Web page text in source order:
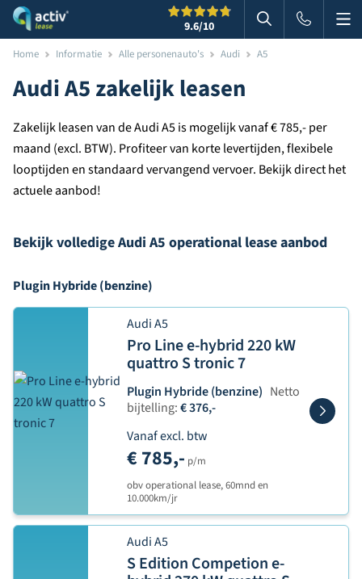
9.6/10 Zoeken in
Home Informatie Alle personenauto's Audi A5
Audi A5 zakelijk leasen
Zakelijk leasen van de Audi A5 is mogelijk vanaf € 785,- per
maand (excl. BTW). Profiteer van korte levertijden, flexibele
looptijden en standaard vervangend vervoer. Bekijk direct het
actuele aanbod!
Bekijk volledige Audi A5 operational lease aanbod
Plugin Hybride (benzine)
Audi A5
Pro Line e-hybrid 220 kW
quattro S tronic 7
Plugin Hybride (benzine) Netto
bijtelling:€ 376,-
Vanaf excl. btw
€ 785,- p/m
obv operational lease, 60mnd en
10.000km/jr
Audi A5
S Edition Competion e-